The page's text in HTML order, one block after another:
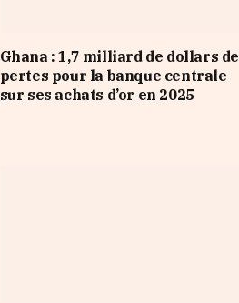
Ghana : 1,7 milliard de dollars de
pertes pour la banque centrale
sur ses achats d’or en 2025